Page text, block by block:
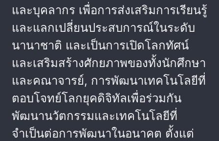
และบุคลากร เพื่อการส่งเสริมการเรียนรู้
และแลกเปลี่ยนประสบการณ์ในระดับ
นานาชาติ และเป็นการเปิดโลกทัศน์
และเสริมสร้างศักยภาพของทั้งนักศึกษา
และคณาจารย์, การพัฒนาเทคโนโลยีที่
ตอบโจทย์โลกยุคดิจิทัลเพื่อร่วมกัน
พัฒนานวัตกรรมและเทคโนโลยีที่
จำเป็นต่อการพัฒนาในอนาคต ตั้งแต่